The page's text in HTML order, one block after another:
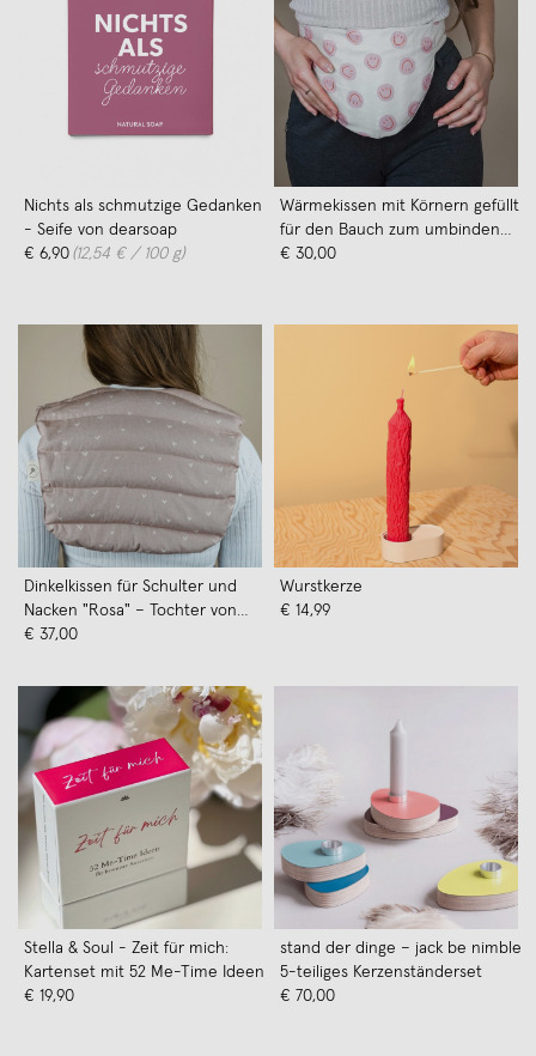
Nichts als schmutzige Gedanken
- Seife von dearsoap
€ 6,90 (12,54 € / 100 g)
Wärmekissen mit Körnern gefüllt
für den Bauch zum umbinden
"Smiley Pink" – Tochter von
€ 30,00
Dinkelkissen für Schulter und
Nacken "Rosa" – Tochter von
Walter
€ 37,00
Wurstkerze
€ 14,99
Stella & Soul - Zeit für mich:
Kartenset mit 52 Me-Time Ideen
€ 19,90
stand der dinge – jack be nimble
5-teiliges Kerzenständerset
€ 70,00